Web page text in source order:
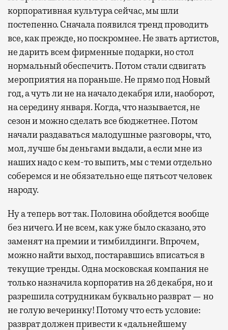
корпоративная культура сейчас, мы шли
постепенно. Сначала появился тренд проводить
все, как прежде, но поскромнее. Не звать артистов,
не дарить всем фирменные подарки, но стол
нормальный обеспечить. Потом стали сдвигать
мероприятия на пораньше. Не прямо под Новый
год, а чуть ли не на начало декабря или, наоборот,
на середину января. Когда, что называется, не
сезон и можно сделать все бюджетнее. Потом
начали раздаваться малодушные разговоры, что,
мол, лучше бы деньгами выдали, а если мне из
наших надо с кем-то выпить, мы с теми отдельно
соберемся и не обязательно еще пятьсот человек
народу.
Ну а теперь вот так. Половина обойдется вообще
без ничего. И не всем, как уже было сказано, это
заменят на премии и тимбилдинги. Впрочем,
можно найти выход, постаравшись вписаться в
текущие тренды. Одна московская компания не
только назначила корпоратив на 26 декабря, но и
разрешила сотрудникам буквально разврат — но
не голую вечеринку! Потому что есть условие:
разврат должен привести к «дальнейшему